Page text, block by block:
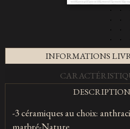
DESCRIPTION
INFORMATIONS
-3 céramiques au choix: